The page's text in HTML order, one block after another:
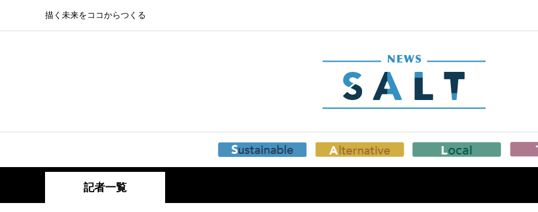
描く未来をココからつくる
記者一覧